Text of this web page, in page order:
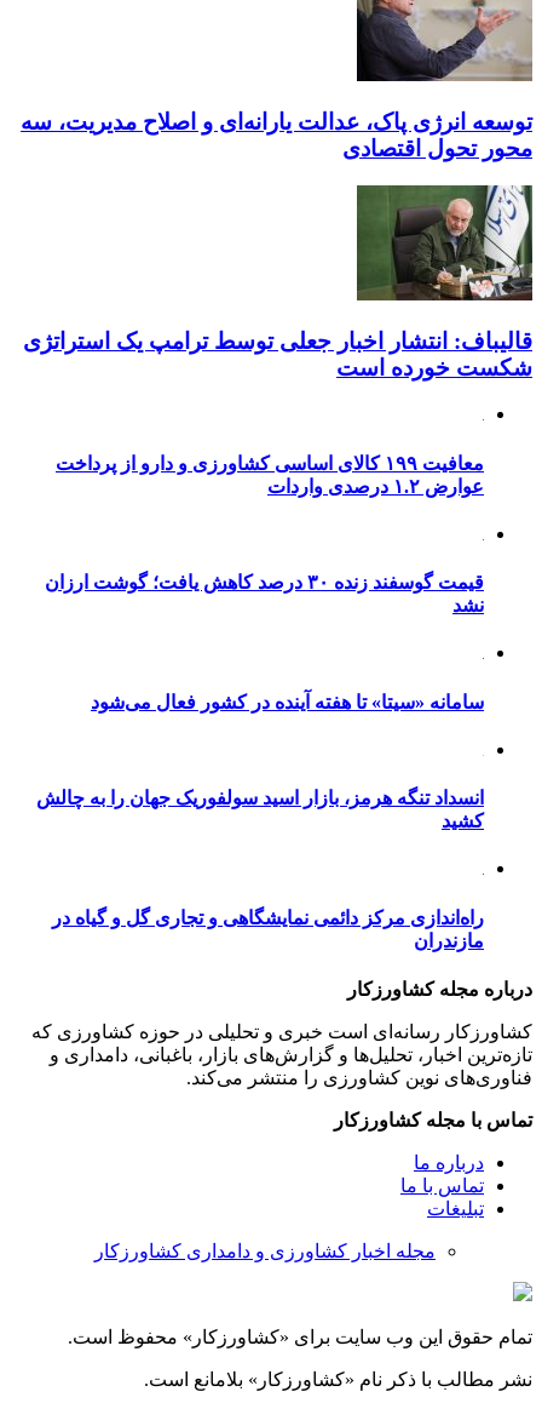
توسعه انرژی پاک، عدالت یارانه‌ای و اصلاح مدیریت، سه
محور تحول اقتصادی
قالیباف: انتشار اخبار جعلی توسط ترامپ یک استراتژی
شکست خورده است
معافیت ۱۹۹ کالای اساسی کشاورزی و دارو از پرداخت
عوارض ۱.۲ درصدی واردات
قیمت گوسفند زنده ۳۰ درصد کاهش یافت؛ گوشت ارزان
نشد
سامانه «سیتا» تا هفته آینده در کشور فعال می‌شود
انسداد تنگه هرمز، بازار اسید سولفوریک جهان را به چالش
کشید
راه‌اندازی مرکز دائمی نمایشگاهی و تجاری گل و گیاه در
مازندران
درباره مجله کشاورزکار
کشاورزکار رسانه‌ای است خبری و تحلیلی در حوزه کشاورزی که
تازه‌ترین اخبار، تحلیل‌ها و گزارش‌های بازار، باغبانی، دامداری و
فناوری‌های نوین کشاورزی را منتشر می‌کند.
تماس با مجله کشاورزکار
درباره ما
تماس با ما
تبلیغات
مجله اخبار کشاورزی و دامداری کشاورزکار
تمام حقوق این وب سایت برای «کشاورزکار» محفوظ است.
نشر مطالب با ذکر نام «کشاورزکار» بلامانع است.